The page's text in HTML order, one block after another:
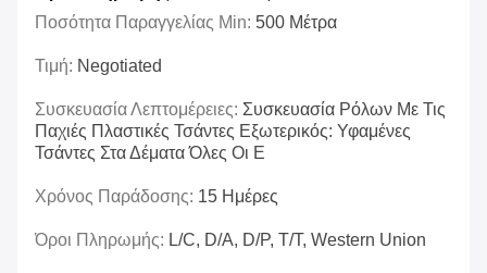
Ποσότητα Παραγγελίας Min: 500 Μέτρα
Τιμή: Negotiated
Συσκευασία Λεπτομέρειες: Συσκευασία Ρόλων Με Τις
Παχιές Πλαστικές Τσάντες Εξωτερικός: Υφαμένες
Τσάντες Στα Δέματα Όλες Οι Ε
Χρόνος Παράδοσης: 15 Ημέρες
Όροι Πληρωμής: L/C, D/A, D/P, T/T, Western Union